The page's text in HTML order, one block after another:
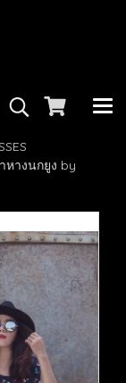
หางนกยูง by